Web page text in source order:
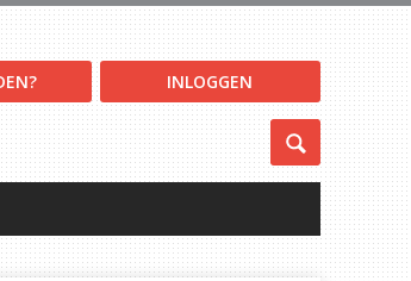
INLOGGEN